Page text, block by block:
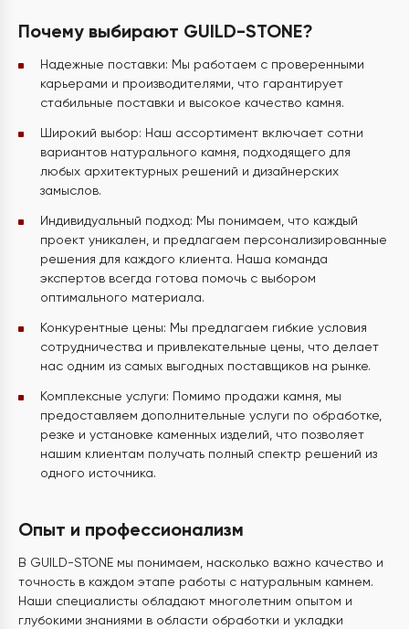
Почему выбирают GUILD-STONE?
Надежные поставки: Мы работаем с проверенными
карьерами и производителями, что гарантирует
стабильные поставки и высокое качество камня.
Широкий выбор: Наш ассортимент включает сотни
вариантов натурального камня, подходящего для
любых архитектурных решений и дизайнерских
замыслов.
Индивидуальный подход: Мы понимаем, что каждый
проект уникален, и предлагаем персонализированные
решения для каждого клиента. Наша команда
экспертов всегда готова помочь с выбором
оптимального материала.
Конкурентные цены: Мы предлагаем гибкие условия
сотрудничества и привлекательные цены, что делает
нас одним из самых выгодных поставщиков на рынке.
Комплексные услуги: Помимо продажи камня, мы
предоставляем дополнительные услуги по обработке,
резке и установке каменных изделий, что позволяет
нашим клиентам получать полный спектр решений из
одного источника.
Опыт и профессионализм
В GUILD-STONE мы понимаем, насколько важно качество и
точность в каждом этапе работы с натуральным камнем.
Наши специалисты обладают многолетним опытом и
глубокими знаниями в области обработки и укладки